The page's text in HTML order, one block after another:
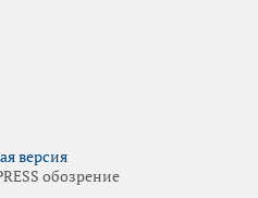
версия
обозрение